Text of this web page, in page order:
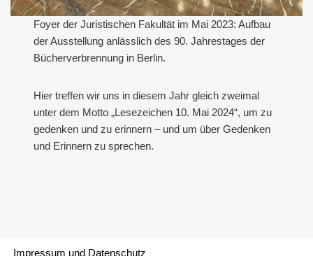
Foyer der Juristischen Fakultät im Mai 2023: Aufbau
der Ausstellung anlässlich des 90. Jahrestages der
Bücherverbrennung in Berlin.
Hier treffen wir uns in diesem Jahr gleich zweimal
unter dem Motto „Lesezeichen 10. Mai 2024“, um zu
gedenken und zu erinnern – und um über Gedenken
und Erinnern zu sprechen.
Impressum und Datenschutz